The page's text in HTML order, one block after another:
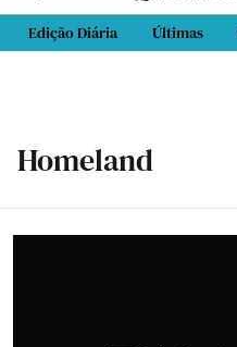
Edição Diária Últimas
Homeland